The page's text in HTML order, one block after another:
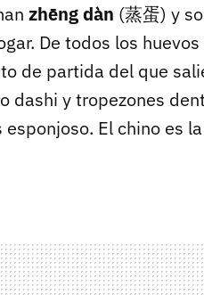
zhēng dàn (蒸蛋) y
De todos los
de partida del que
dashi y tropezones
esponjoso. El chino es